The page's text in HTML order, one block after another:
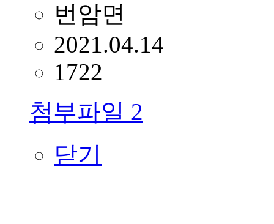
번암면
2021.04.14
1722
첨부파일 2
닫기